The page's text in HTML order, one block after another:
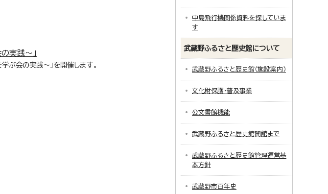
実践～」
ぶ会の実践～」を開催します。
中島飛行機関係資料を探していま
す
武蔵野ふるさと歴史館について
武蔵野ふるさと歴史館（施設案内）
文化財保護・普及事業
公文書館機能
武蔵野ふるさと歴史館開館まで
武蔵野ふるさと歴史館管理運営基
本方針
武蔵野市百年史